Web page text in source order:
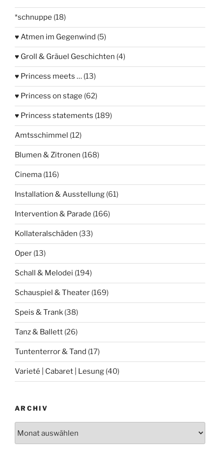
*schnuppe (18)
♥ Atmen im Gegenwind (5)
♥ Groll & Gräuel Geschichten (4)
♥ Princess meets … (13)
♥ Princess on stage (62)
♥ Princess statements (189)
Amtsschimmel (12)
Blumen & Zitronen (168)
Cinema (116)
Installation & Ausstellung (61)
Intervention & Parade (166)
Kollateralschäden (33)
Oper (13)
Schall & Melodei (194)
Schauspiel & Theater (169)
Speis & Trank (38)
Tanz & Ballett (26)
Tuntenterror & Tand (17)
Varieté | Cabaret | Lesung (40)
ARCHIV